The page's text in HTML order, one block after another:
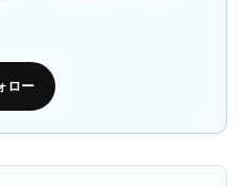
ロー